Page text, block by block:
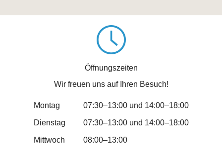
Öffnungszeiten
Wir freuen uns auf Ihren Besuch!
Montag 07:30–13:00 und 14:00–18:00
Dienstag 07:30–13:00 und 14:00–18:00
Mittwoch 08:00–13:00